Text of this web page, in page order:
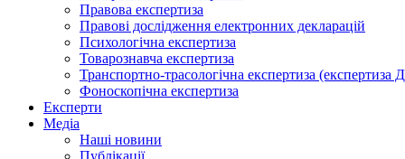
Правова експертиза
Правові дослідження електронних декларацій
Психологічна експертиза
Товарознавча експертиза
Транспортно-трасологічна експертиза (експертиза
Фоноскопічна експертиза
Експерти
Медіа
Наші новини
Публікації